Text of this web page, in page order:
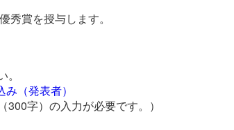
秀賞を授与します。
（発表者）
300字）の入力が必要です。）